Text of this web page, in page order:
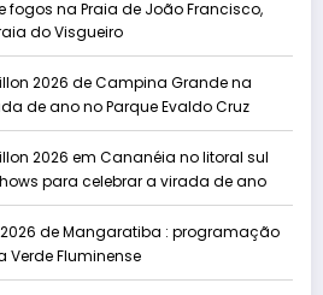
fogos na Praia de João Francisco,
do Visgueiro
2026 de Campina Grande na
de ano no Parque Evaldo Cruz
2026 em Cananéia no litoral sul
para celebrar a virada de ano
2026 de Mangaratiba : programação
Fluminense